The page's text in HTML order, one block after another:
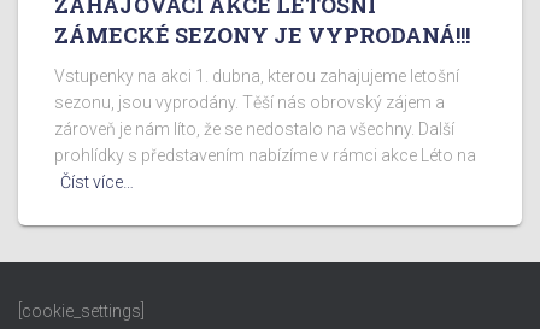
ZÁMECKÉ SEZONY JE VYPRODANÁ!!!
Vstupenky na akci 1. dubna, kterou zahajujeme letošní
sezonu, jsou vyprodány. Těší nás obrovský zájem a
zároveň je nám líto, že se nedostalo na všechny. Další
prohlídky s představením nabízíme v rámci akce Léto na
Číst více…
[cookie_settings]